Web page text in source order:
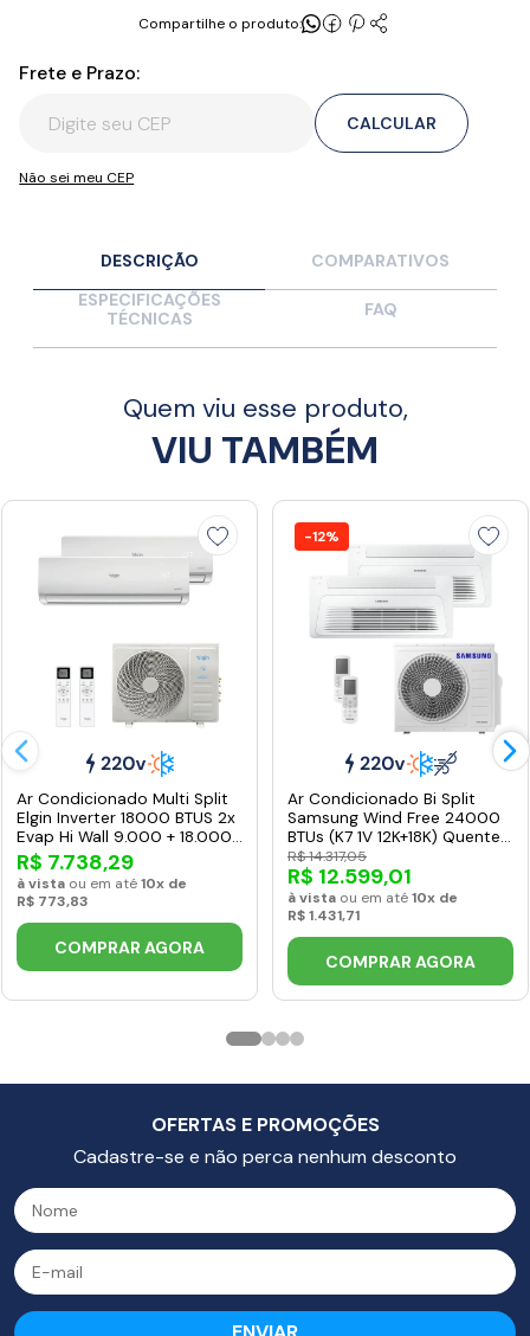
Compartilhe o produto:
Frete e Prazo:
CALCULAR
Não sei meu CEP
DESCRIÇÃO
COMPARATIVOS
ESPECIFICAÇÕES
TÉCNICAS
FAQ
Quem viu esse produto,
VIU TAMBÉM
Ar Condicionado Multi Split
Elgin Inverter 18000 BTUS 2x
Evap Hi Wall 9.000 + 18.000
Quente e Frio 220V
MTQE18C2CB
R$ 7.738,29
à vista ou em até10x de
R$ 773,83
COMPRAR AGORA
-12%
Ar Condicionado Bi Split
Samsung Wind Free 24000
BTUs (K7 1V 12K+18K) Quente
e Frio Inverter 220V R410A
(AJ068AXJ3KH-AZ)
R$ 14.317,05
R$ 12.599,01
à vista ou em até10x de
R$ 1.431,71
COMPRAR AGORA
OFERTAS E PROMOÇÕES
Cadastre-se e não perca nenhum desconto